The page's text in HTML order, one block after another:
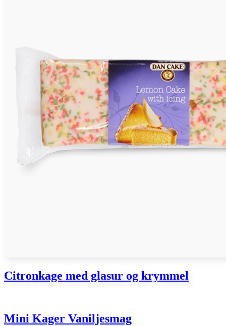
Citronkage med glasur og krymmel
Mini Kager Vaniljesmag